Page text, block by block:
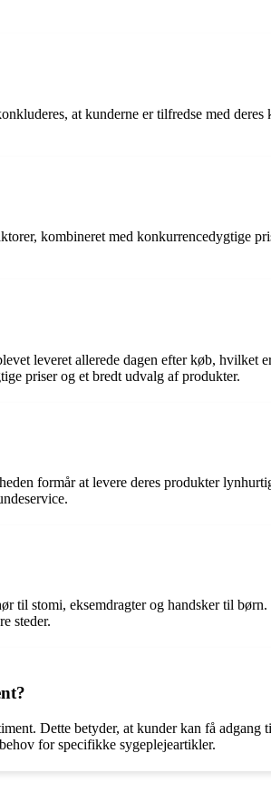
at kunderne er tilfredse med
kombineret med konkurrencedygtige
leveret allerede dagen efter køb,
priser og et bredt udvalg af produkter.
formår at levere deres produkter
til stomi, eksemdragter og handsker til
steder.
Dette betyder, at kunder kan få adgang
for specifikke sygeplejeartikler.